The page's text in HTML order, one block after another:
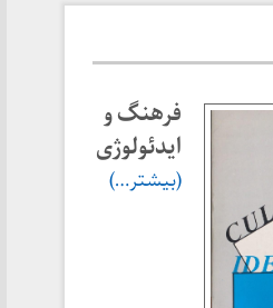
فرهنگ و
ایدئولوژی
(بیشتر…)